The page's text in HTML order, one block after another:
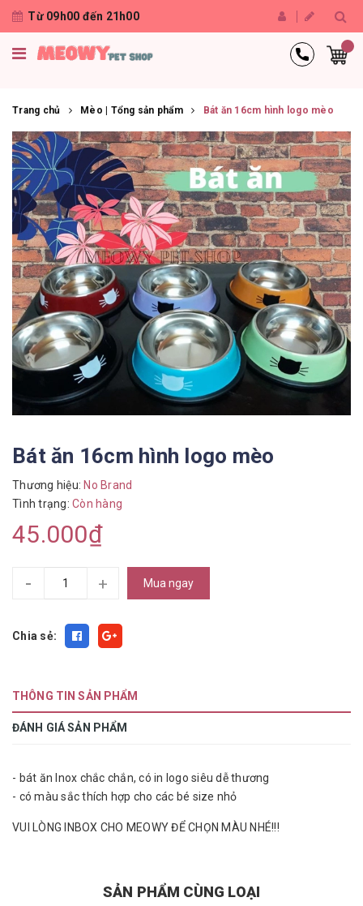
Từ 09h00 đến 21h00
Trang chủ Mèo | Tổng sản phẩm Bát ăn 16cm hình logo mèo
Bát ăn 16cm hình logo mèo
Thương hiệu: No Brand
Tình trạng: Còn hàng
45.000₫
- + Mua ngay
Chia sẻ:
THÔNG TIN SẢN PHẨM
ĐÁNH GIÁ SẢN PHẨM
- bát ăn Inox chắc chắn, có in logo siêu dễ thương
- có màu sắc thích hợp cho các bé size nhỏ
VUI LÒNG INBOX CHO MEOWY ĐỂ CHỌN MÀU NHÉ!!!
SẢN PHẨM CÙNG LOẠI